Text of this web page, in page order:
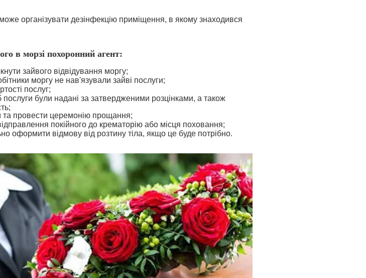
організувати дезінфекцію приміщення, в якому знаходився
в морзі похоронний агент:
зайвого відвідування моргу;
моргу не нав'язували зайві послуги;
послуг;
були надані за затвердженими розцінками, а також
та провести церемонію прощання;
покійного до крематорію або місця поховання;
оформити відмову від розтину тіла, якщо це буде потрібно.